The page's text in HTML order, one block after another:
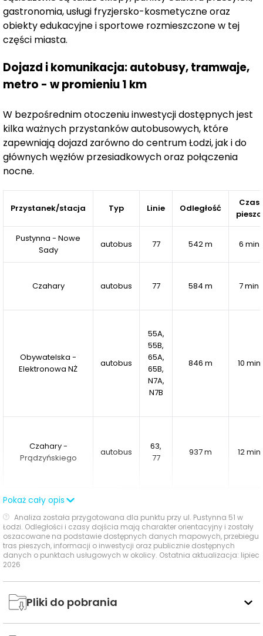
techniczną, utwardzonym podjazdem,
zagospodarowaną zielenią i ogrodzeniem. To
przestrzeń, którą możesz zaaranżować po swojemu i
Architektura osiedla opiera się na nowoczesnych
bryłach i stonowanej kolorystyce, dzięki czemu budynki
elegancką całość. W pobliżu znajdują się tereny zielone
idealne na spacery, aktywność na świeżym powietrzu i
wypoczynek.
Pustynna 51
mieszkać blisko miasta, a jednocześnie cenią sobie
ciszę, spokój i naturę. Kameralne osiedle, doskonała
lokalizacja i wysoki standard wykonania sprawiają, że to
do 31.03.2027r. – termin, do którego nastąpi
Zamieszkaj w miejscu, gdzie codzienność staje się
przyjemnością. Twój nowy dom czeka na Pustynnej
gastronomia, usługi fryzjersko-kosmetyczne oraz
obiekty edukacyjne i sportowe rozmieszczone w tej
części miasta.
Dojazd i komunikacja: autobusy, tramwaje,
metro - w promieniu 1 km
W bezpośrednim otoczeniu inwestycji dostępnych jest
kilka ważnych przystanków autobusowych, które
zapewniają dojazd zarówno do centrum Łodzi, jak i do
głównych węzłów przesiadkowych oraz połączenia
nocne.
Przystanek/stacja Typ Linie Odległość
Czas
pieszo
Pustynna - Nowe
Sady
autobus 77 542 m 6 min
Czahary autobus 77 584 m 7 min
Obywatelska -
Elektronowa NŻ
autobus
55A,
55B,
65A,
65B,
N7A,
N7B
846 m 10 min
Czahary -
Prądzyńskiego
autobus
63,
77
937 m 12 min
Ocena Tabelaofert:
dostęp do kilku użytecznych linii autobusowych, w tym
połączeń do centrum i nocnych, choć część
najważniejszych przystanków wymaga już
umiarkowanie dłuższego dojścia pieszo.
zakupy i rozrywka
Pokaż cały opis
Analiza została przygotowana dla punktu przy ul. Pustynna 51 w
Łodzi. Odległości i czasy dojścia mają charakter orientacyjny i zostały
oszacowane na podstawie dostępnych danych mapowych, przebiegu
tras pieszych, informacji o inwestycji oraz publicznie dostępnych
danych o punktach usługowych w okolicy. Ostatnia aktualizacja: lipiec
2026
Pliki do pobrania